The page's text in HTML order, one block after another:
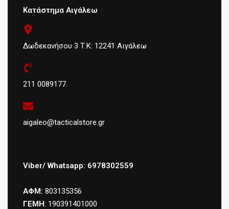
Κατάστημα Αιγάλεω
Δωδεκανήσου 3 Τ.Κ: 12241 Αιγάλεω
211 0089177
aigaleo@tacticalstore.gr
Viber/ Whatsapp: 6978302559
ΑΦΜ: 803135356
ΓΕΜΗ: 190391401000